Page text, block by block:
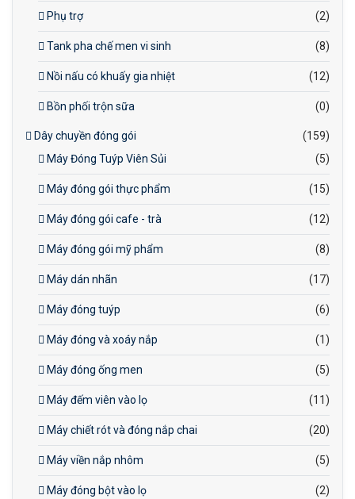
Phụ trợ (2)
Tank pha chế men vi sinh (8)
Nồi nấu có khuấy gia nhiệt (12)
Bồn phối trộn sữa (0)
Dây chuyền đóng gói
(159)
Máy Đóng Tuýp Viên Sủi
(5)
Máy đóng gói thực phẩm (15)
Máy đóng gói cafe - trà (12)
Máy đóng gói mỹ phẩm (8)
Máy dán nhãn (17)
Máy đóng tuýp (6)
Máy đóng và xoáy nắp (1)
Máy đóng ống men (5)
Máy đếm viên vào lọ (11)
Máy chiết rót và đóng nắp chai (20)
Máy viền nắp nhôm (5)
Máy đóng bột vào lọ (2)